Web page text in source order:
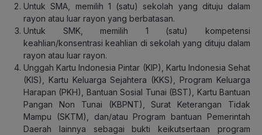
Untuk SMA, memilih 1 (satu) sekolah yang dituju dalam
rayon atau luar rayon yang berbatasan.
Untuk SMK, memilih 1 (satu) kompetensi
keahlian/konsentrasi keahlian di sekolah yang dituju dalam
rayon atau luar rayon.
Unggah Kartu Indonesia Pintar (KIP), Kartu Indonesia Sehat
(KIS), Kartu Keluarga Sejahtera (KKS), Program Keluarga
Harapan (PKH), Bantuan Sosial Tunai (BST), Kartu Bantuan
Pangan Non Tunai (KBPNT), Surat Keterangan Tidak
Mampu (SKTM), dan/atau Program bantuan Pemerintah
Daerah lainnya sebagai bukti keikutsertaan program